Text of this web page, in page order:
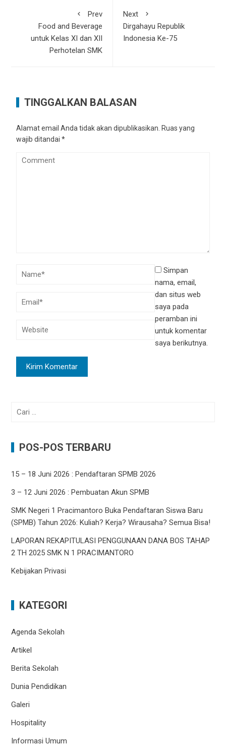
Prev
Food and Beverage
untuk Kelas XI dan XII
Perhotelan SMK
Next
Dirgahayu Republik
Indonesia Ke-75
TINGGALKAN BALASAN
Alamat email Anda tidak akan dipublikasikan. Ruas yang
wajib ditandai*
Simpan
nama, email,
dan situs web
saya pada
peramban ini
untuk komentar
saya berikutnya.
Cari
POS-POS TERBARU
15 – 18 Juni 2026 : Pendaftaran SPMB 2026
3 – 12 Juni 2026 : Pembuatan Akun SPMB
SMK Negeri 1 Pracimantoro Buka Pendaftaran Siswa Baru
(SPMB) Tahun 2026: Kuliah? Kerja? Wirausaha? Semua Bisa!
LAPORAN REKAPITULASI PENGGUNAAN DANA BOS TAHAP
2 TH 2025 SMK N 1 PRACIMANTORO
Kebijakan Privasi
KATEGORI
Agenda Sekolah
Artikel
Berita Sekolah
Dunia Pendidikan
Galeri
Hospitality
Informasi Umum